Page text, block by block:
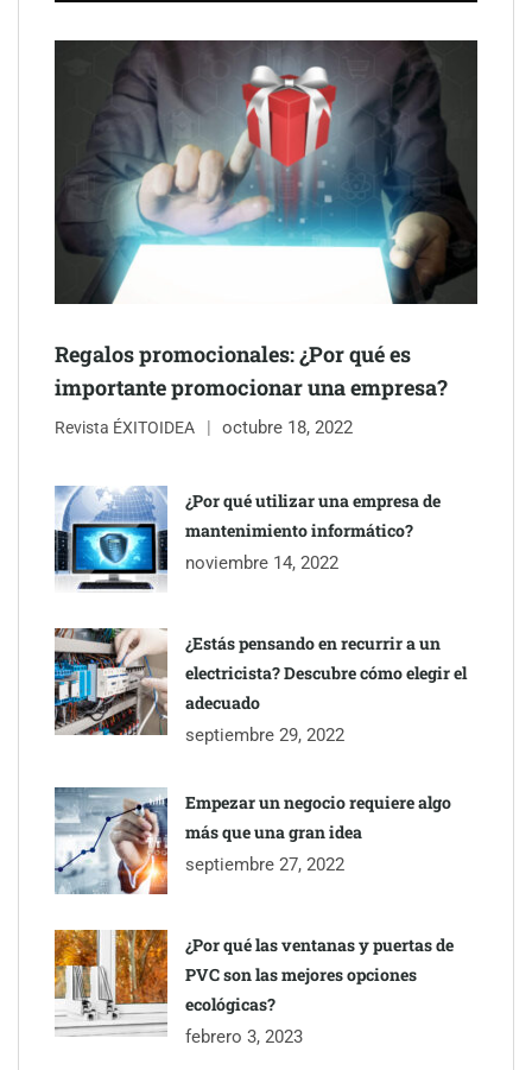
IA ya no es suficiente para los profesionales de la arquitectura
Martín Mingorance Abogados consolida su posición como
particulares
Brisas del Estrecho abastece a la hostelería de Sevilla
conectando lonjas con establecimientos
Regalos promocionales: ¿Por qué es
importante promocionar una empresa?
Revista ÉXITOIDEA octubre 18, 2022
¿Por qué utilizar una empresa de
mantenimiento informático?
noviembre 14, 2022
¿Estás pensando en recurrir a un
electricista? Descubre cómo elegir el
adecuado
septiembre 29, 2022
Empezar un negocio requiere algo
más que una gran idea
septiembre 27, 2022
¿Por qué las ventanas y puertas de
PVC son las mejores opciones
ecológicas?
febrero 3, 2023